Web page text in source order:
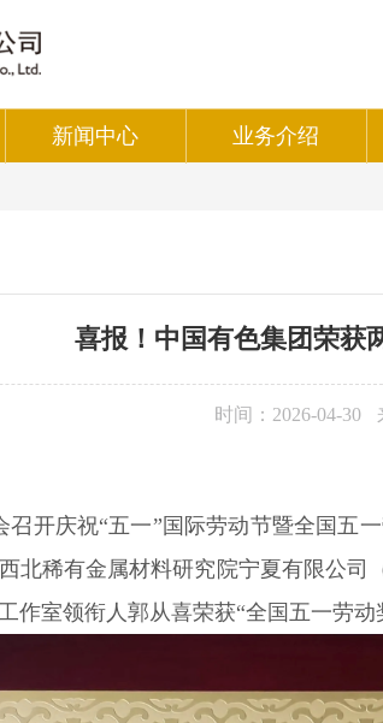
新闻中心 业务介绍
喜报！中国有色集团荣获
时间：2026-04-30
召开庆祝“五一”国际劳动节暨全国五
北稀有金属材料研究院宁夏有限公司
作室领衔人郭从喜荣获“全国五一劳动